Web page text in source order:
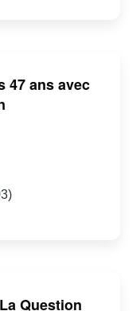
47 ans avec
Question